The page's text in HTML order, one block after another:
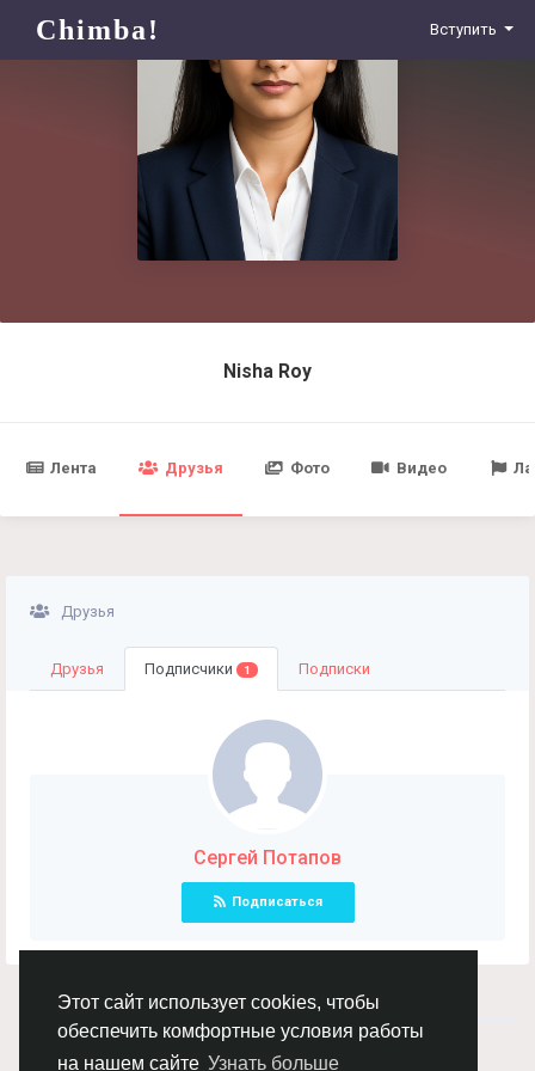
Этот сайт использует cookies, чтобы
обеспечить комфортные условия работы
на нашем сайте Узнать больше
Chimba! Вступить
Nisha Roy
Лента Друзья Фото Видео
Друзья
Друзья Подписчики 1 Подписки
Сергей Потапов
Подписаться
© 2026 Chimba!
Русский
Правила размещения и покупки товаров